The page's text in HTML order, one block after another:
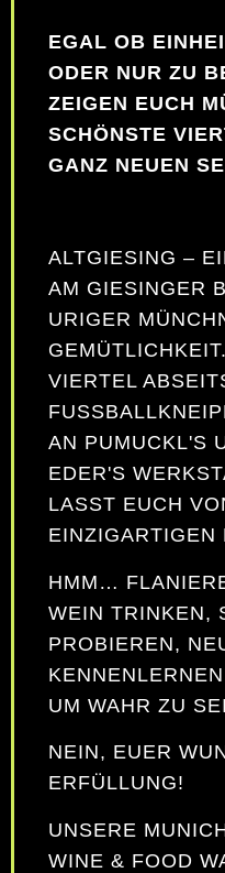
EGAL OB
ODER NUR ZU
ZEIGEN EUCH
SCHÖNSTE
GANZ NEUEN
ALTGIESING –
AM GIESINGER
URIGER
VIERTEL
N PUMUCKL'S
DER'S
ASST EUCH VON
INZIGARTIGEN
HMM…
WEIN TRINKEN,
PROBIEREN,
UM WAHR ZU
NEIN, EUER
ERFÜLLUNG!
UNSERE
WINE & FOOD